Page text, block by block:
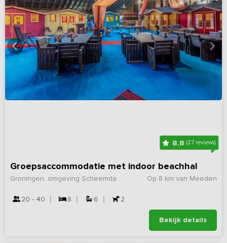
8,8 (27 reviews)
Groepsaccommodatie met indoor beachhal
Op 8 km van Meeden
Groningen, omgeving Scheemda
20 - 40 8 6 2
Bekijk details